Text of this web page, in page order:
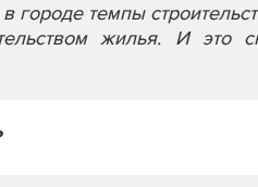
темпы
жилья. И это